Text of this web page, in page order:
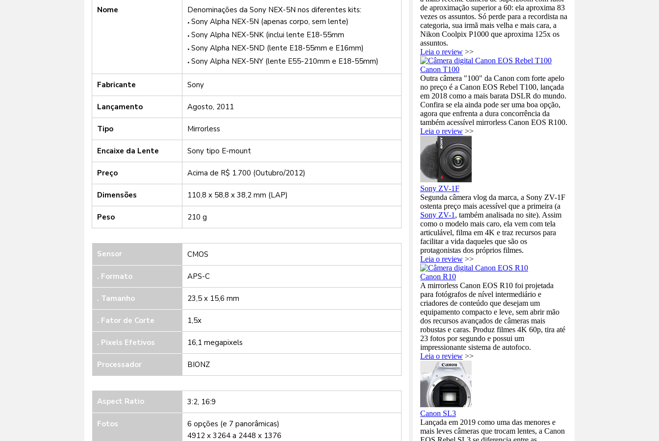
Nome
Denominações da Sony NEX-5N nos diferentes kits:
Sony Alpha NEX-5N (apenas corpo, sem lente)
Sony Alpha NEX-5NK (inclui lente E18-55mm
Sony Alpha NEX-5ND (lente E18-55mm e E16mm)
Sony Alpha NEX-5NY (lente E55-210mm e E18-55mm)
Fabricante Sony
Lançamento Agosto, 2011
Tipo Mirrorless
Encaixe da Lente Sony tipo E-mount
Preço Acima de R$ 1.700 (Outubro/2012)
Dimensões 110,8 x 58,8 x 38,2 mm (LAP)
Peso 210 g
Sensor CMOS
. Formato APS-C
. Tamanho 23,5 x 15,6 mm
. Fator de Corte 1,5x
. Pixels Efetivos 16,1 megapixels
Processador BIONZ
Aspect Ratio 3:2, 16:9
Fotos
6 opções (e 7 panorâmicas)
4912 x 3264 a 2448 x 1376